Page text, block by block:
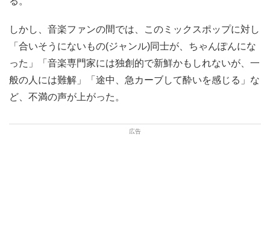
しかし、音楽ファンの間では、このミックスポップに対し
「合いそうにないもの(ジャンル)同士が、ちゃんぽんにな
った」「音楽専門家には独創的で新鮮かもしれないが、一
般の人には難解」「途中、急カーブして酔いを感じる」な
ど、不満の声が上がった。